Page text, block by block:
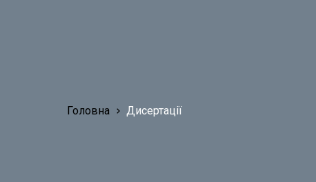
Головна Дисертації